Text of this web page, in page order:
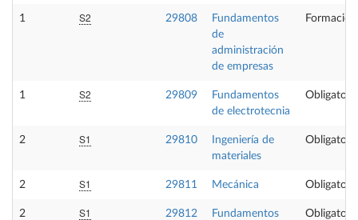
1 S2 29808
Fundamentos
de
administración
de empresas
1 S2 29809
Fundamentos
de electrotecnia
Obligatoria
2 S1 29810
Ingeniería de
materiales
Obligatoria
2 S1 29811 Mecánica Obligatoria
2 S1 29812 Fundamentos Obligatoria